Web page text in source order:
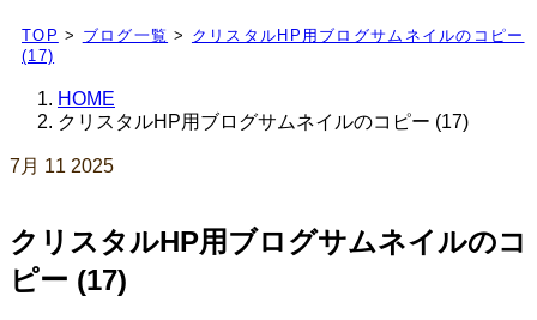
日々、ブログを更新中！
TOP > ブログ一覧 > クリスタルHP用ブログサムネイルのコピー
(17)
HOME
クリスタルHP用ブログサムネイルのコピー (17)
7月 11 2025
クリスタルHP用ブログサムネイルのコ
ピー (17)